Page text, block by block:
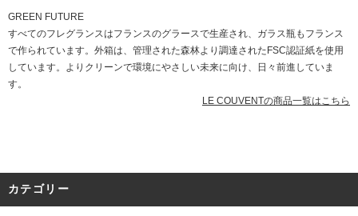
GREEN FUTURE
すべてのフレグランスはフランスのグラースで生産され、ガラス瓶もフランス
で作られています。外箱は、管理された森林より調達されたFSC認証紙を使用
しています。よりクリーンで環境にやさしい未来に向け、日々前進していま
す。
LE COUVENTの商品一覧はこちら
カテゴリー